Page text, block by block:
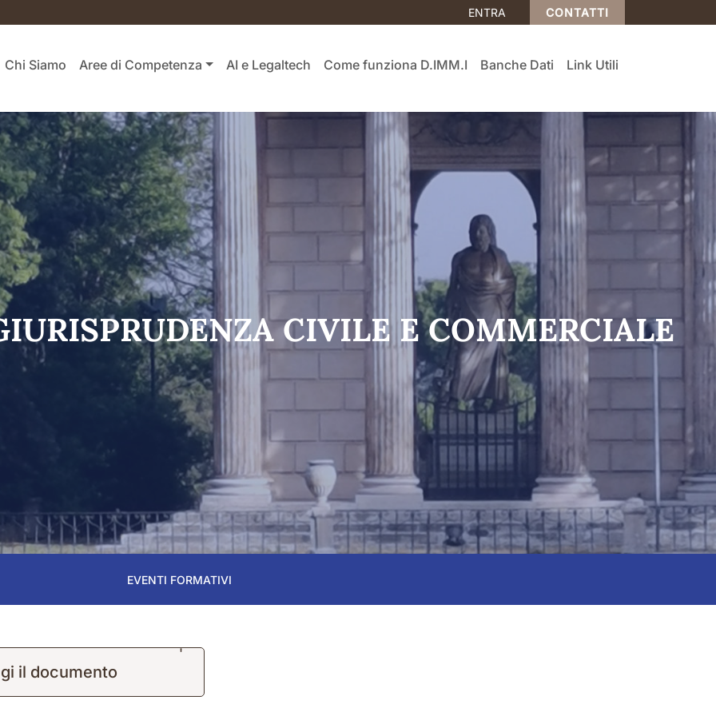
ENTRA CONTATTI
Chi Siamo Aree di Competenza AI e Legaltech Come funziona D.IMM.I Banche Dati Link Utili
CIVILE E COMMERCIALE
EVENTI FORMATIVI
'
il documento